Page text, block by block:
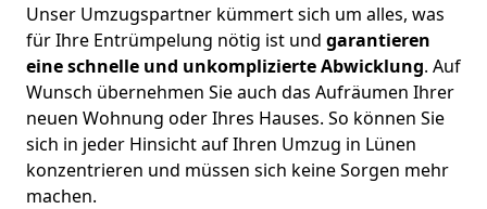
Unser Umzugspartner kümmert sich um alles, was
für Ihre Entrümpelung nötig ist und garantieren
eine schnelle und unkomplizierte Abwicklung. Auf
Wunsch übernehmen Sie auch das Aufräumen Ihrer
neuen Wohnung oder Ihres Hauses. So können Sie
sich in jeder Hinsicht auf Ihren Umzug in Lünen
konzentrieren und müssen sich keine Sorgen mehr
machen.